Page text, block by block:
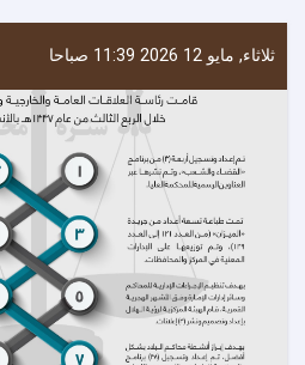
قاضي
القضاة
المحكمة
العليا
إلى
محافظات
قندوز،
بدخشان،
بلخ،
جوزجان،
وبغلان
ثلاثاء, مايو 12 2026 11:39 صباحا